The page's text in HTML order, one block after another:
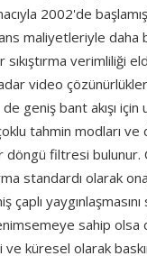
2002'de
maliyetleriyle
sıkıştırma
video
de geniş bant akışı
tahmin modları ve
döngü filtresi bulunur.
standardı olarak
çaplı
sahip olsa
küresel olarak